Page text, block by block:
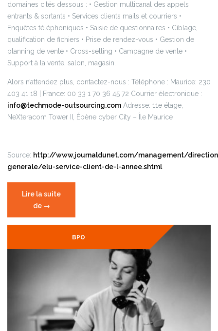
domaines cités dessous : • Gestion multicanal des appels
entrants & sortants • Services clients mails et courriers •
Enquêtes téléphoniques • Saisie de questionnaires • Ciblage,
qualification de fichiers • Prise de rendez-vous • Gestion de
planning de vente • Cross-selling • Campagne de vente •
Support à la vente, salon, magasin.
Alors n’attendez plus, contactez-nous : Téléphone : Maurice: 230
403 41 18 | France: 00 33 1 70 36 45 72 Courrier électronique :
info@techmode-outsourcing.com Adresse: 11e étage,
NeXteracom Tower II, Ébène cyber City – Île Maurice
Source: http://www.journaldunet.com/management/
generale/elu-service-client-de-l-annee.shtml
Lire la suite
de « Élu
service
→
BPO